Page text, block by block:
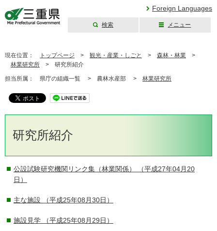
Foreign Languages
検索 メニュー
現在位置： トップページ > 観光・産業・しごと > 森林・林業 >
林業研究所 > 研究所紹介
担当所属： 県庁の組織一覧 > 農林水産部 > 林業研究所
研究所紹介
公設試験研究機関リンク集（林業関係）
（平成27年04月20
日）
主な施設 （平成25年08月30日）
施設見学 （平成25年08月29日）